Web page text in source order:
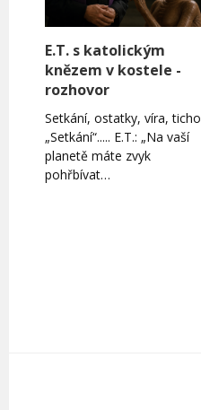
E.T. s katolickým
knězem v kostele -
rozhovor
Setkání, ostatky, víra, ticho
„Setkání“..... E.T.: „Na vaší
planetě máte zvyk
pohřbívat…